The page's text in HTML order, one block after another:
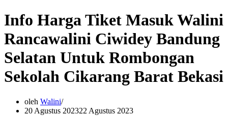
Info Harga Tiket Masuk Walini
Rancawalini Ciwidey Bandung
Selatan Untuk Rombongan
Sekolah Cikarang Barat Bekasi
oleh Walini
20 Agustus 202322 Agustus 2023